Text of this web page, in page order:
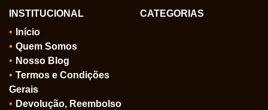
INSTITUCIONAL
Início
Quem Somos
Nosso Blog
Termos e Condições
Gerais
Devolução, Reembolso
CATEGORIAS